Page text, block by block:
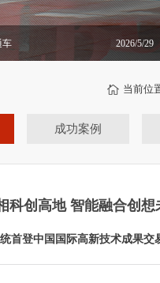
2026/5/29
车
当前位
成功案例
科创高地 智能融合创想
首登中国国际高新技术成果交